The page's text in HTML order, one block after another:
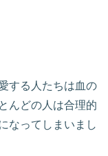
する人たちは血の
んどの人は合理的
なってしまいまし